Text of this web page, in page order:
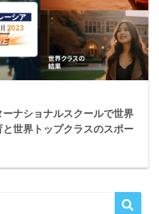
ナショナルスクールで世界
と世界トップクラスのスポー